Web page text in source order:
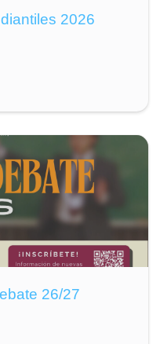
2026
26/27